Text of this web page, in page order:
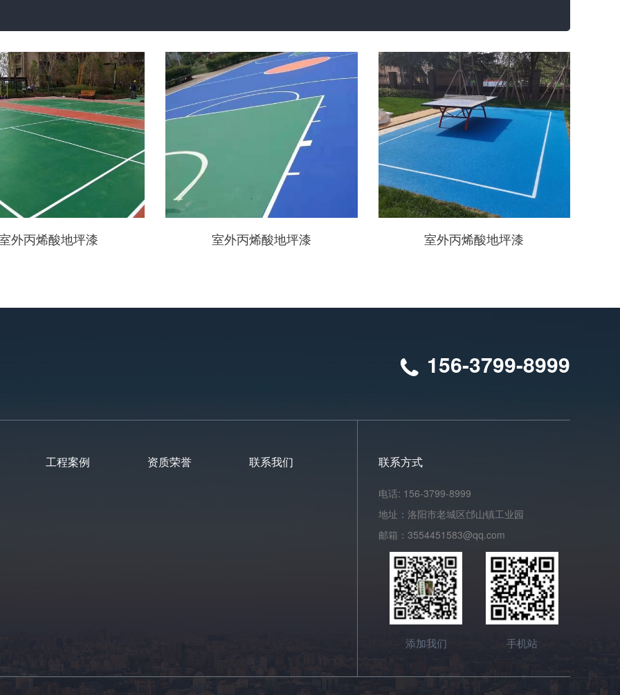
外丙烯酸地坪漆 室外丙烯酸地坪漆 室外丙烯酸地坪漆
156-3799-8999
工程案例 资质荣誉 联系我们 联系方式
电话: 156-3799-8999
地址：洛阳市老城区邙山镇工业园
邮箱：3554451583@qq.com
手机站
添加我们